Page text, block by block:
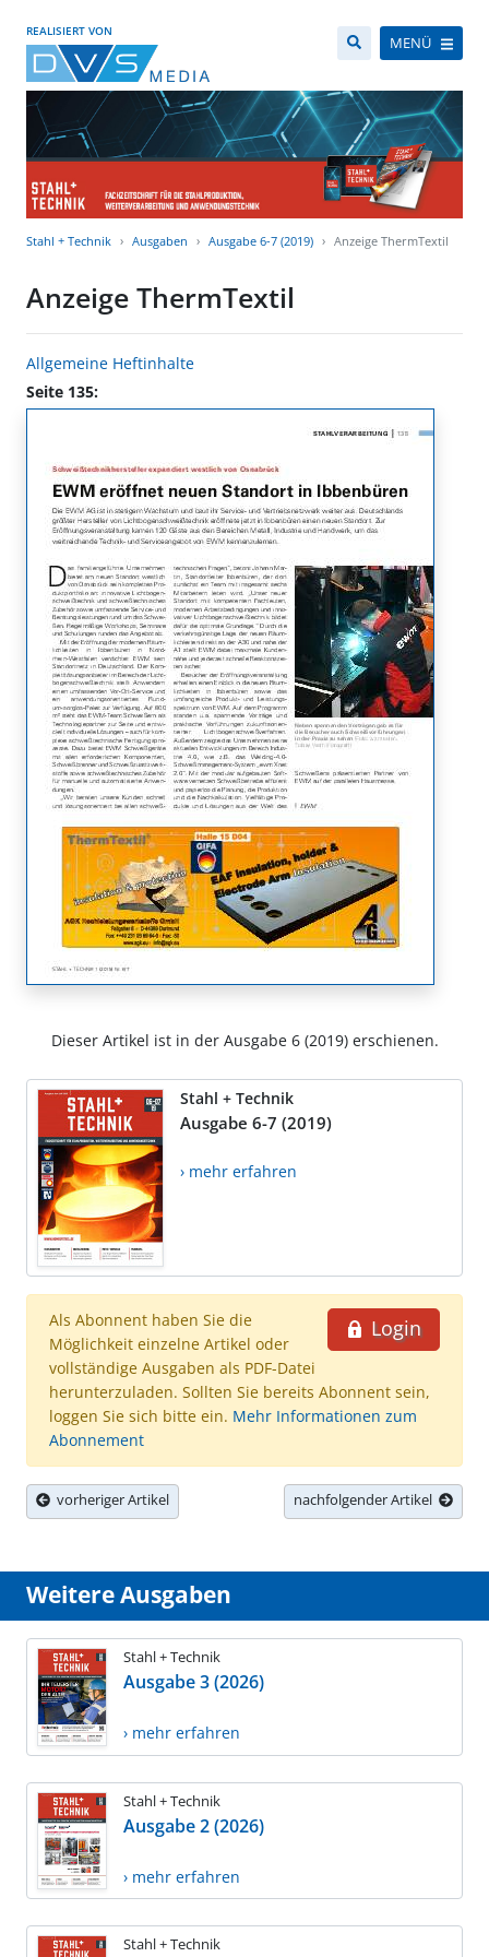
REALISIERT VON
MENÜ
Stahl + Technik Ausgaben Ausgabe 6-7 (2019) Anzeige ThermTextil
Anzeige ThermTextil
Allgemeine Heftinhalte
Seite 135:
Dieser Artikel ist in der Ausgabe 6 (2019) erschienen.
Stahl + Technik
Ausgabe 6-7 (2019)
› mehr erfahren
Login
Als Abonnent haben Sie die
Möglichkeit einzelne Artikel oder
vollständige Ausgaben als PDF-Datei
herunterzuladen. Sollten Sie bereits Abonnent sein,
loggen Sie sich bitte ein. Mehr Informationen zum
Abonnement
vorheriger Artikel nachfolgender Artikel
Weitere Ausgaben
Stahl + Technik
Ausgabe 3 (2026)
› mehr erfahren
Stahl + Technik
Ausgabe 2 (2026)
› mehr erfahren
Stahl + Technik